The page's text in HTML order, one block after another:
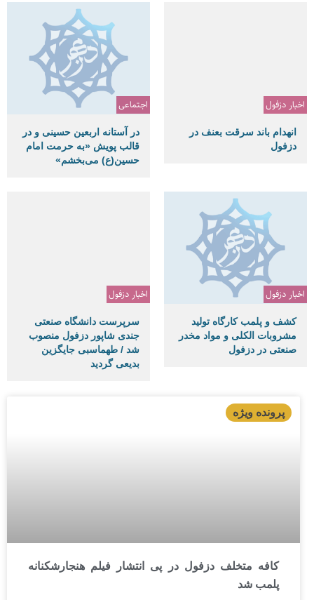
اخبار دزفول
انهدام باند سرقت بعنف در
دزفول
اجتماعی
در آستانه اربعین حسینی و در
قالب پویش «به حرمت امام
حسین(ع) می‌بخشم»
اخبار دزفول
کشف و پلمب کارگاه تولید
مشروبات الکلی و مواد مخدر
صنعتی در دزفول
اخبار دزفول
سرپرست دانشگاه صنعتی
جندی شاپور دزفول منصوب
شد / طهماسبی جایگزین
بدیعی گردید
کافه متخلف دزفول در پی انتشار فیلم هنجارشکنانه
پلمب شد